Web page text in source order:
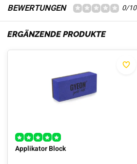
BEWERTUNGEN 0/10
ERGÄNZENDE PRODUKTE
Applikator Block